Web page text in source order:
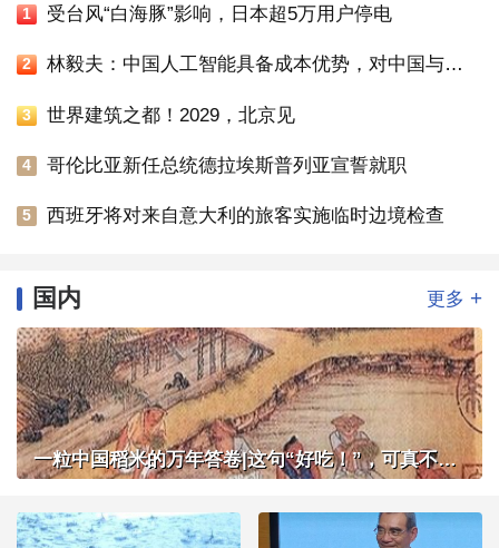
1 受台风“白海豚”影响，日本超5万用户停电
2 林毅夫：中国人工智能具备成本优势，对中国与美国竞争有信心
3 世界建筑之都！2029，北京见
4 哥伦比亚新任总统德拉埃斯普列亚宣誓就职
5 西班牙将对来自意大利的旅客实施临时边境检查
国内 更多 +
一粒中国稻米的万年答卷|这句“好吃！”，可真不简单